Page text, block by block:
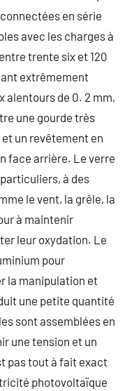
en série
avec les charges à
trente six et 120
extrêmement
alentours de 0. 2 mm,
une gourde très
un revêtement en
face arrière. Le verre
à des
le vent, la grêle, la
à maintenir
leur oxydation. Le
pour
la manipulation et
une petite quantité
sont assemblées en
une tension et un
pas tout à fait exact
photovoltaïque